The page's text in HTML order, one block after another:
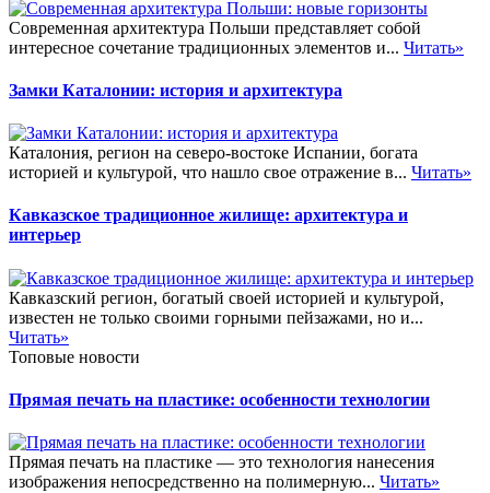
Современная архитектура Польши представляет собой
интересное сочетание традиционных элементов и... Читать»
Замки Каталонии: история и архитектура
Каталония, регион на северо-востоке Испании, богата
историей и культурой, что нашло свое отражение в... Читать»
Кавказское традиционное жилище: архитектура и
интерьер
Кавказский регион, богатый своей историей и культурой,
известен не только своими горными пейзажами, но и...
Читать»
Топовые новости
Прямая печать на пластике: особенности технологии
Прямая печать на пластике — это технология нанесения
изображения непосредственно на полимерную... Читать»